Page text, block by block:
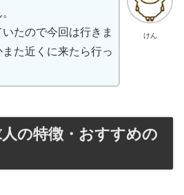
けん
たので今回は行きま
た近くに来たら行っ
の特徴・おすすめの